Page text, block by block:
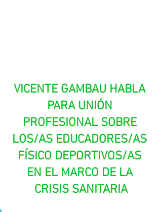
VICENTE GAMBAU HABLA
PARA UNIÓN
PROFESIONAL SOBRE
LOS/AS EDUCADORES/AS
FÍSICO DEPORTIVOS/AS
EN EL MARCO DE LA
CRISIS SANITARIA